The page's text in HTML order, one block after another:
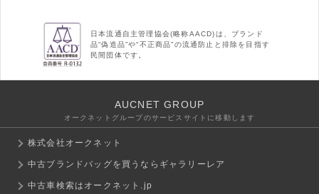
日本流通自主管理協会(略称AACD)は、ブランド
品“偽造品”や“不正商品”の流通防止と排除を目指す
民間団体です。
AUCNET GROUP
オークネットグループのサービスサイトに移動します
株式会社オークネット
中古ブランドバッグを買うならギャラリーレア
中古車検索はオークネット.jp